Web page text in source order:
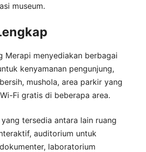
museum.
Merapi menyediakan berbagai
kenyamanan pengunjung,
mushola, area parkir yang
Fi gratis di beberapa area.
tersedia antara lain ruang
auditorium untuk
laboratorium